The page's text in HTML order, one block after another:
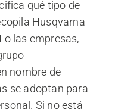
qué tipo de
Husqvarna
o las empresas,
nombre de
se adoptan para
Si no está